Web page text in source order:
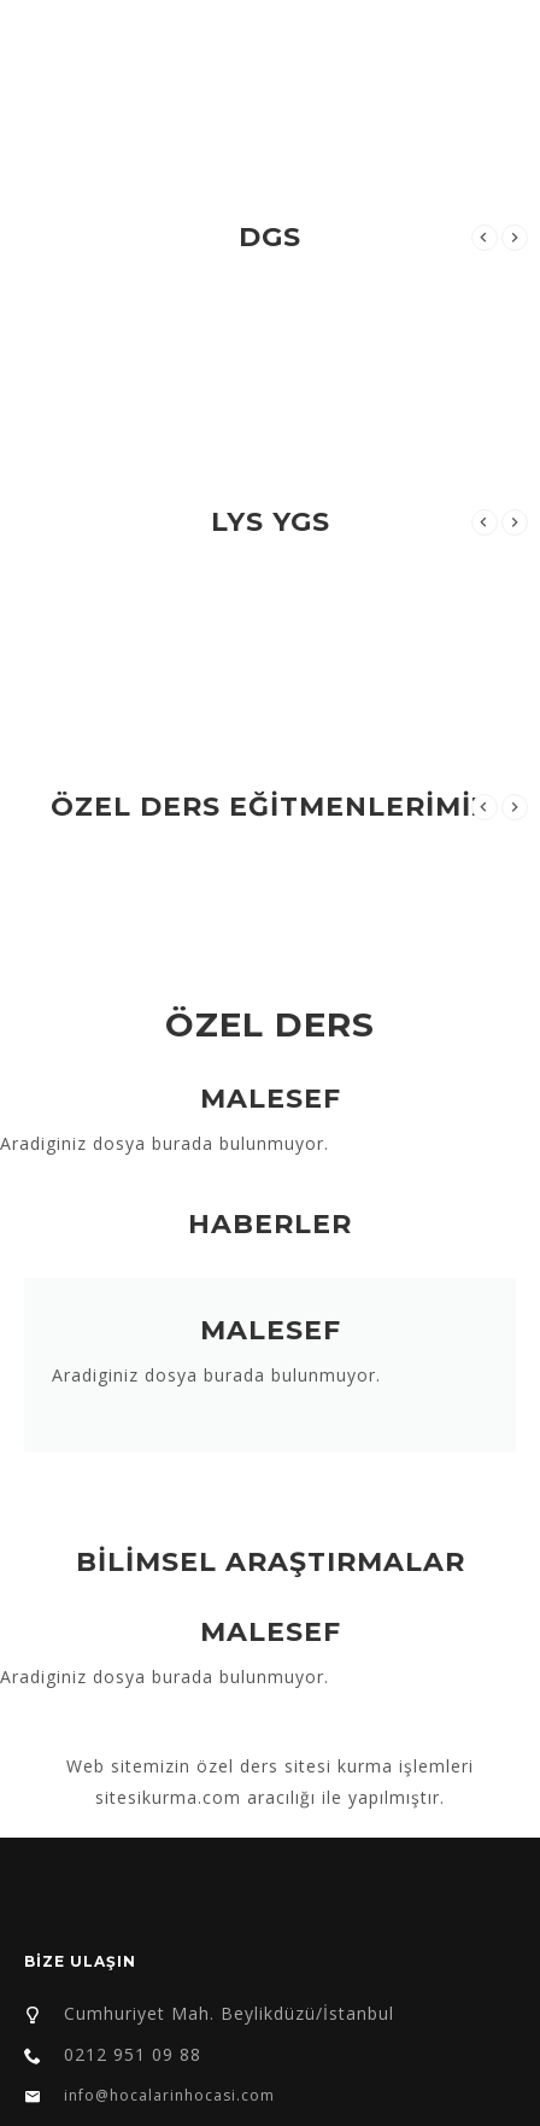
DGS
LYS YGS
ÖZEL DERS EĞİTMENLERİMİZ
ÖZEL DERS
MALESEF
Aradiginiz dosya burada bulunmuyor.
HABERLER
MALESEF
Aradiginiz dosya burada bulunmuyor.
BİLİMSEL ARAŞTIRMALAR
MALESEF
Aradiginiz dosya burada bulunmuyor.
Web sitemizin özel ders sitesi kurma işlemleri
sitesikurma.com aracılığı ile yapılmıştır.
BİZE ULAŞIN
Cumhuriyet Mah. Beylikdüzü/İstanbul
0212 951 09 88
info@hocalarinhocasi.com